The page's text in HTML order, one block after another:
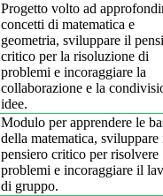
Progetto volto ad
concetti di matematica e
geometria, sviluppare il
critico per la risoluzione di
problemi e incoraggiare la
collaborazione e la
idee.
Modulo per apprendere le
della matematica, sviluppare
pensiero critico per risolvere
problemi e incoraggiare il
di gruppo.